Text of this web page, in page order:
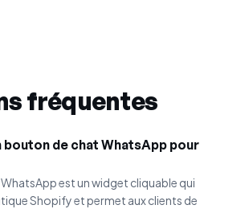
fréquentes
de chat WhatsApp pour
est un widget cliquable qui
Shopify et permet aux clients de